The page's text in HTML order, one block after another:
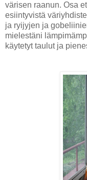
värisen raanun. Osa
esiintyvistä
ja ryijyjen ja
mielestäni
käytetyt taulut ja